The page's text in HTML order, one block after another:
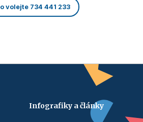
volejte 734 441 233
Infografiky a články